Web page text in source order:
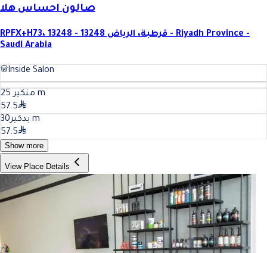
صالون احساس هلا
RPFX+H73، قرطبة، الرياض 13248 - 13248 - Riyadh Province -
Saudi Arabia
Inside Salon
منكير 25
m
57.5
بدكير30
m
57.5
Show more
View Place Details